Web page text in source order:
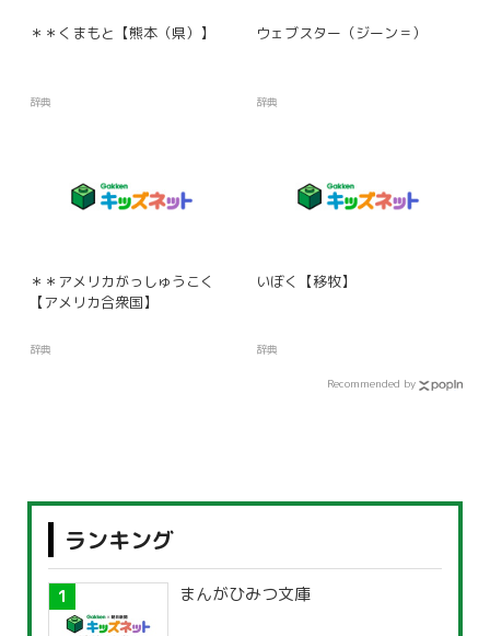
＊＊くまもと【熊本（県）】
辞典
ウェブスター（ジーン＝）
辞典
＊＊アメリカがっしゅうこく
【アメリカ合衆国】
辞典
いぼく【移牧】
辞典
Recommended by
ランキング
まんがひみつ文庫